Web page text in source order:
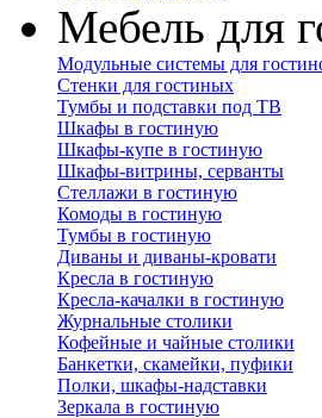
Мебель для
Модульные системы для
Стенки для гостиных
Тумбы и подставки под ТВ
Шкафы в гостиную
Шкафы-купе в гостиную
Шкафы-витрины, серванты
Стеллажи в гостиную
Комоды в гостиную
Тумбы в гостиную
Диваны и диваны-кровати
Кресла в гостиную
Кресла-качалки в гостиную
Журнальные столики
Кофейные и чайные столики
Банкетки, скамейки, пуфики
Полки, шкафы-надставки
Зеркала в гостиную